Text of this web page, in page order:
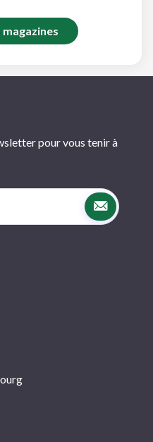
pour vous tenir à